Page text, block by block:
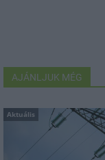
AJÁNLJUK MÉG
Aktuális